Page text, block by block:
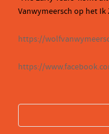
Vanwymeersch op het Ik
https://
https://